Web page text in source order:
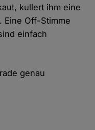
kullert ihm eine
Eine Off-Stimme
einfach
genau